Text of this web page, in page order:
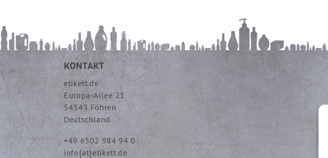
KONTAKT
etikett.de
Europa-Allee 21
54343 Föhren
Deutschland
+49 6502 984 94 0
info{at}etikett.de